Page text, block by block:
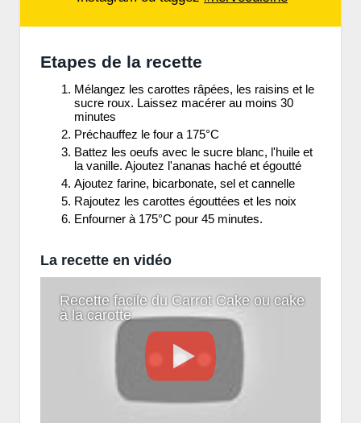
Etapes de la recette
Mélangez les carottes râpées, les raisins et le
sucre roux. Laissez macérer au moins 30
minutes
Préchauffez le four a 175°C
Battez les oeufs avec le sucre blanc, l'huile et
la vanille. Ajoutez l'ananas haché et égoutté
Ajoutez farine, bicarbonate, sel et cannelle
Rajoutez les carottes égouttées et les noix
Enfourner à 175°C pour 45 minutes.
La recette en vidéo
Recette facile du Carrot Cake ou cake
à la carotte